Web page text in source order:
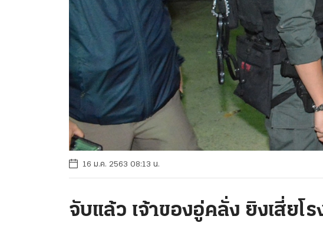
16 ม.ค. 2563 08:13 น.
จับแล้ว เจ้าของอู่คลั่ง ยิงเสี่ยโ